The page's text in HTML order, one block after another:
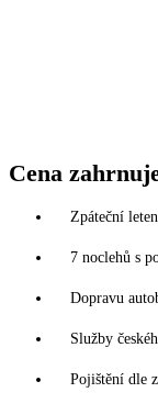
Cena
Zpáteční
7 noclehů s
Dopravu
Služby
Pojištění dle